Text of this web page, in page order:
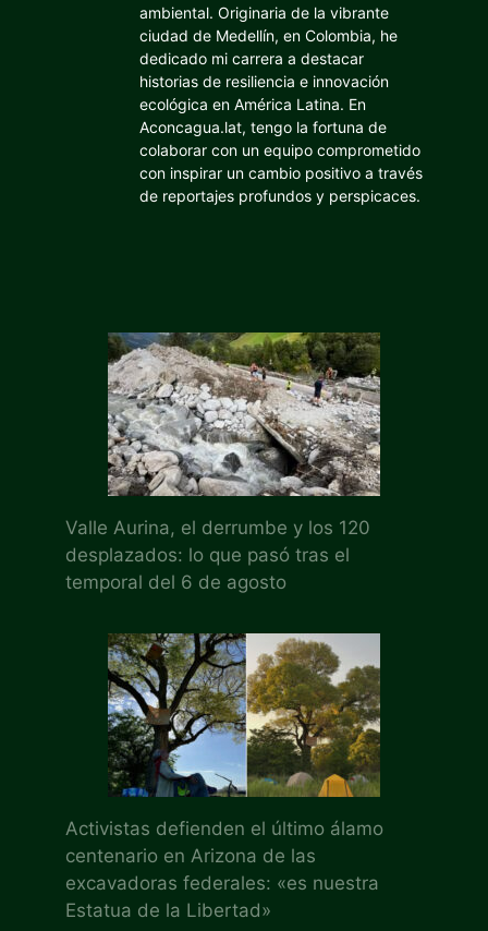
ambiental. Originaria de la vibrante
ciudad de Medellín, en Colombia, he
dedicado mi carrera a destacar
historias de resiliencia e innovación
ecológica en América Latina. En
Aconcagua.lat, tengo la fortuna de
colaborar con un equipo comprometido
con inspirar un cambio positivo a través
de reportajes profundos y perspicaces.
Valle Aurina, el derrumbe y los 120
desplazados: lo que pasó tras el
temporal del 6 de agosto
Activistas defienden el último álamo
centenario en Arizona de las
excavadoras federales: «es nuestra
Estatua de la Libertad»